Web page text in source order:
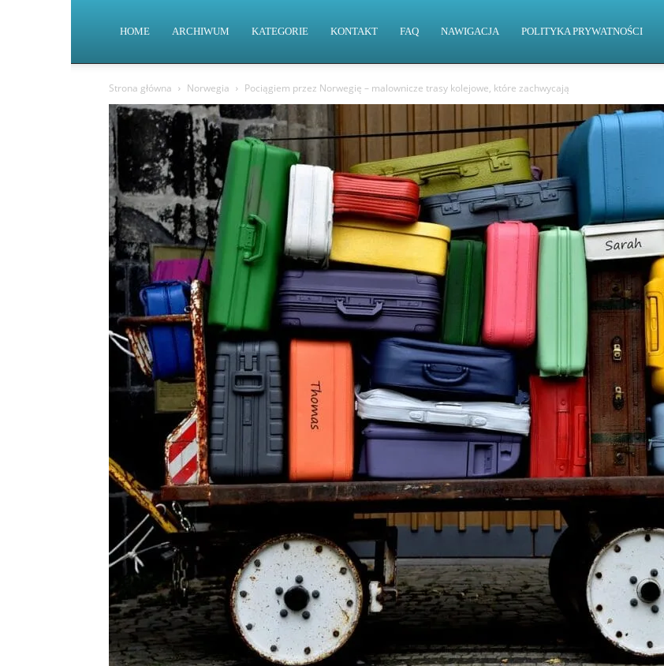
HOME ARCHIWUM KATEGORIE KONTAKT FAQ NAWIGACJA POLITYKA PRYWATNOŚCI
Strona główna Norwegia Pociągiem przez Norwegię – malownicze trasy kolejowe, które zachwycają